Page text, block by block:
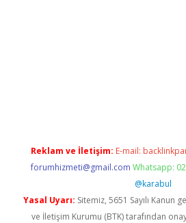
Reklam ve İletişim: E-mail:
forumhizmeti@gmail.com Whatsapp:
@karabul
Yasal Uyarı: Sitemiz, 5651 Sayılı Kanun
ve İletişim Kurumu (BTK) tarafından